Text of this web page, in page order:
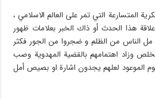
المتسارعة التي تمر على العالم الاسلامي ،
هذا الحدث أو ذاك الخبر بعلامات ظهور
مل الناس من الظلم و ضجروا من الجور فكثر
وزاد اهتمامهم بالقضية المهدوية وصب
الموعود لعلهم يجدون اشارة او بصيص أمل